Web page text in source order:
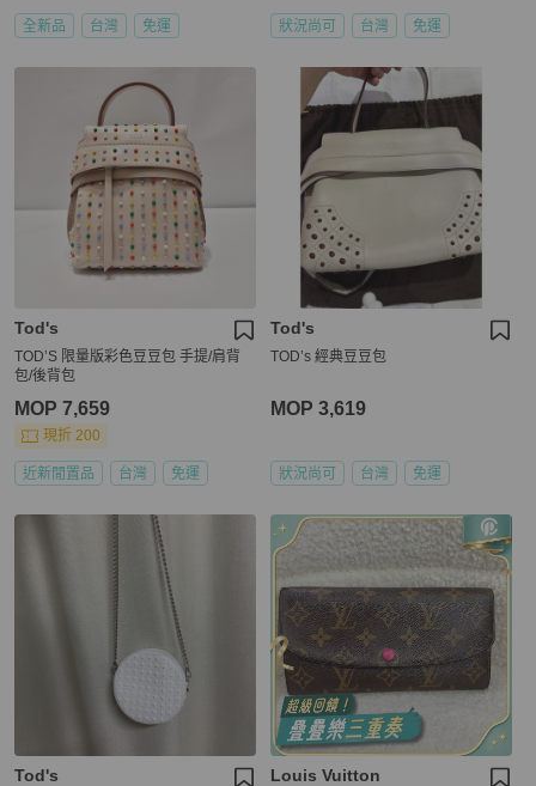
全新品 台灣 免運 狀況尚可 台灣 免運
Tod's
TOD’S 限量版彩色豆豆包 手提/肩背
包/後背包
MOP 7,659
現折 200
近新閒置品 台灣 免運
Tod's
TOD’s 經典豆豆包
MOP 3,619
狀況尚可 台灣 免運
Tod's Louis Vuitton